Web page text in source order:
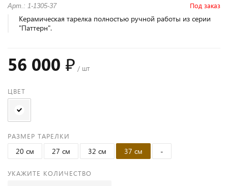
Арт.: 1-1305-37 Под заказ
Керамическая тарелка полностью ручной работы из серии
"Паттерн".
56 000 ₽ / шт
ЦВЕТ
РАЗМЕР ТАРЕЛКИ
20 см 27 см 32 см 37 см -
УКАЖИТЕ КОЛИЧЕСТВО